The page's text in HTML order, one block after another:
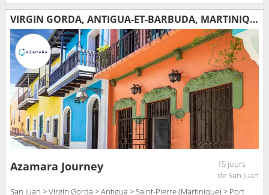
VIRGIN GORDA, ANTIGUA-ET-BARBUDA, MARTINIQUE, SAINT VINCENT-ET-LES-GRENADINES, GRENADE, TRINITÉ-ET-TOBAGO, BARBADE, SAINTE-LUCIE, DOMINIQUE, SAINT-MARTIN, FRANCE, PORTO RICO
Azamara Journey
15 jours
de San Juan
San Juan > Virgin Gorda > Antigua > Saint-Pierre (Martinique) > Port